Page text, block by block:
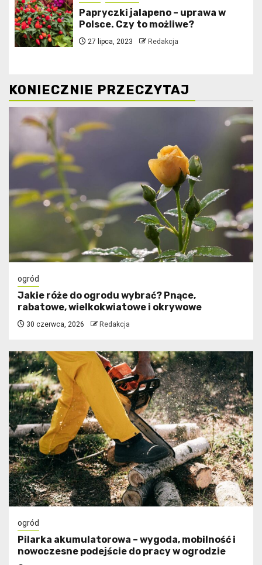
Papryczki jalapeno – uprawa w
Polsce. Czy to możliwe?
27 lipca, 2023 Redakcja
KONIECZNIE PRZECZYTAJ
ogród
Jakie róże do ogrodu wybrać? Pnące,
rabatowe, wielkokwiatowe i okrywowe
30 czerwca, 2026 Redakcja
ogród
Pilarka akumulatorowa – wygoda, mobilność i
nowoczesne podejście do pracy w ogrodzie